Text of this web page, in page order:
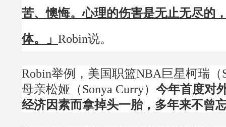
苦、懊悔。心理的伤害是无止无尽的
体。」 Robin说。
Robin举例，美国职篮NBA巨星柯瑞（
母亲松娅（Sonya Curry） 今年首度对
经济因素而拿掉头一胎，多年来不曾